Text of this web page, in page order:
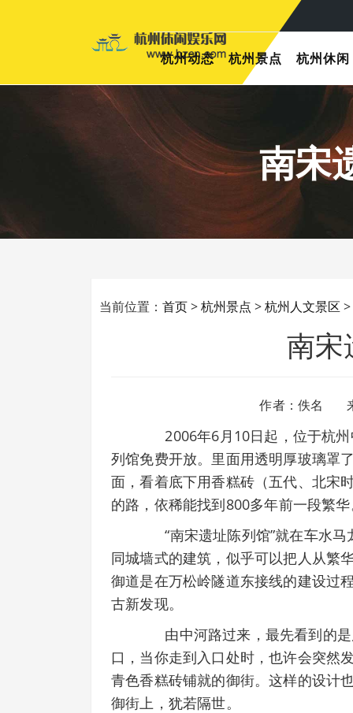
杭州动态 杭州景点 杭州休闲
南宋
当前位置： 首页>杭州景点 >杭州人文景区 >
南宋
作者：佚名
2006年6月10日起，位于杭州
列馆免费开放。里面用透明厚玻璃罩
面，看着底下用香糕砖（五代、北宋
的路，依稀能找到800多年前一段繁
“南宋遗址陈列馆”就在车水马
同城墙式的建筑，似乎可以把人从繁
御道是在万松岭隧道东接线的建设过
古新发现。
由中河路过来，最先看到的是
口，当你走到入口处时，也许会突然
青色香糕砖铺就的御街。这样的设计
御街上，犹若隔世。